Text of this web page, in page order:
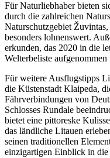
Für Naturliebhaber bieten
durch die zahlreichen
Naturschutzgebiet
besonders lohnenswert.
erkunden, das 2020 in die
Welterbeliste aufgenommen
Für weitere Ausflugstipps
die Küstenstadt Klaipeda,
Fährverbindungen von
Schlosses Rundale
bietet eine pittoreske
das ländliche Litauen
seinen traditionellen
einzigartigen Einblick in